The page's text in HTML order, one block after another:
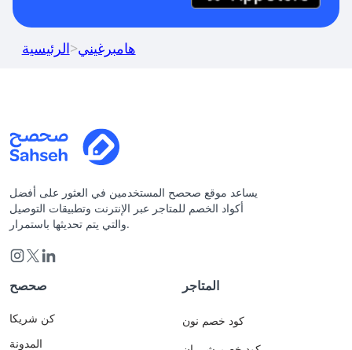
الرئيسية>هامبرغيني
يساعد موقع صحصح المستخدمين في العثور على أفضل
أكواد الخصم للمتاجر عبر الإنترنت وتطبيقات التوصيل
والتي يتم تحديثها باستمرار.
صحصح
كن شريكا
المدونة
المتاجر
كود خصم نون